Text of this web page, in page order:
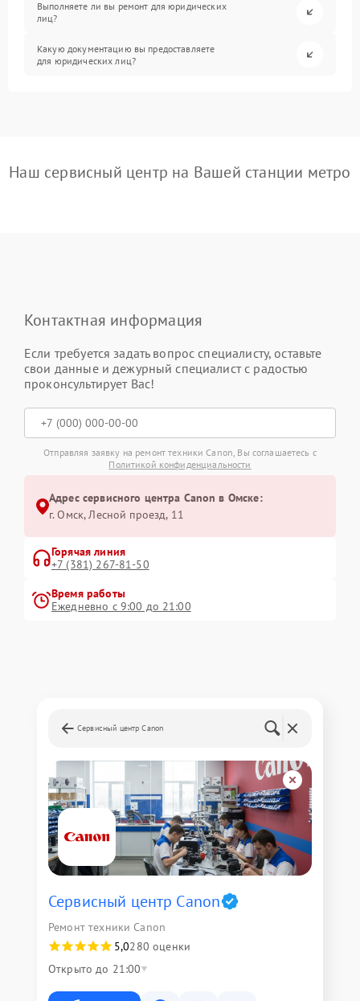
Выполняете ли вы ремонт для юридических
лиц?
Какую документацию вы предоставляете
для юридических лиц?
Наш сервисный центр на Вашей станции метро
Контактная информация
Если требуется задать вопрос специалисту, оставьте
свои данные и дежурный специалист с радостью
проконсультирует Вас!
Отправляя заявку на ремонт техники Canon, Вы соглашаетесь с
Политикой конфиденциальности
Адрес сервисного центра Canon в Омске:
г. Омск, ​Лесной проезд, 11
Горячая линия
+7 (381) 267-81-50
Время работы
Ежедневно с 9:00 до 21:00
Сервисный центр Canon
Сервисный центр Canon
Ремонт техники Canon
5,0280 оценки
Открыто до 21:00